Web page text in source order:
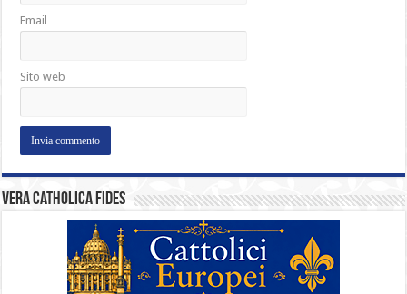
Email
Sito web
Vera catholica fides